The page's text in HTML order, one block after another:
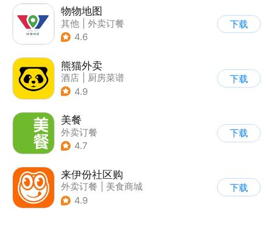
物物地图
其他
外卖订餐
4.6
下载
熊猫外卖
酒店
厨房菜谱
| 外卖订餐
4.9
下载
美餐
外卖订餐
4.7
下载
来伊份社区购
外卖订餐
美食商城
4.9
下载